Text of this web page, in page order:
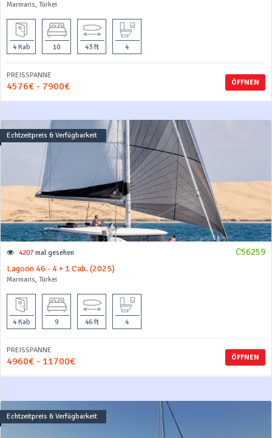
Marmaris, Türkei
4 Kab 10 43 ft 4
ÖFFNEN
PREISSPANNE
4576€ - 7900€
Echtzeitpreis & Verfügbarkeit
C56259
4207 mal gesehen
Lagoon 46 - 4 + 1 Cab. (2025)
Marmaris, Türkei
4 Kab 9 46 ft 4
ÖFFNEN
PREISSPANNE
4960€ - 11700€
Echtzeitpreis & Verfügbarkeit